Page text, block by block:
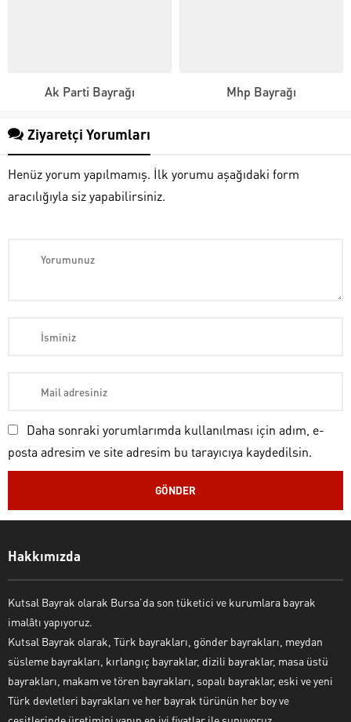
Ak Parti Bayrağı Mhp Bayrağı
Ziyaretçi Yorumları
Henüz yorum yapılmamış. İlk yorumu aşağıdaki form
aracılığıyla siz yapabilirsiniz.
Daha sonraki yorumlarımda kullanılması için adım, e-
posta adresim ve site adresim bu tarayıcıya kaydedilsin.
Hakkımızda
Kutsal Bayrak olarak Bursa’da son tüketici ve kurumlara bayrak
imalâtı yapıyoruz.
Kutsal Bayrak olarak, Türk bayrakları, gönder bayrakları, meydan
süsleme bayrakları, kırlangıç bayraklar, dizili bayraklar, masa üstü
bayrakları, makam ve tören bayrakları, sopalı bayraklar, eski ve yeni
Türk devletleri bayrakları ve her bayrak türünün her boy ve
Cevap Yaz